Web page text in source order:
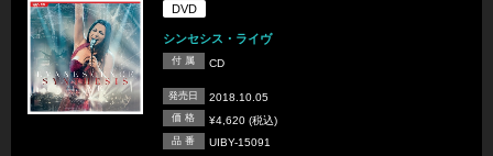
DVD
シンセシス・ライヴ
付 属 CD
発売日 2018.10.05
価 格 ¥4,620 (税込)
品 番 UIBY-15091